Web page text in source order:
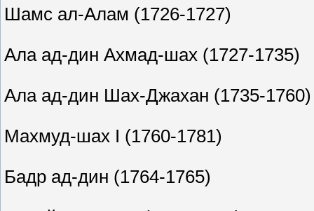
Шамс ал-Алам (1726-1727)
Ала ад-дин Ахмад-шах (1727-1735)
Ала ад-дин Шах-Джахан (1735-1760)
Махмуд-шах I (1760-1781)
Бадр ад-дин (1764-1765)